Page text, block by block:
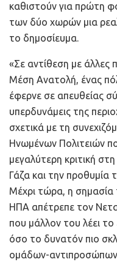
καθιστούν για πρώτη
των δύο χωρών μια
το δημοσίευμα.
«Σε αντίθεση με άλλες
Μέση Ανατολή, ένας
έφερνε σε απευθείας
υπερδυνάμεις της
σχετικά με τη
Ηνωμένων Πολιτειών
μεγαλύτερη κριτική
Γάζα και την προθυμία
Μέχρι τώρα, η σημασία
ΗΠΑ απέτρεπε τον
που μάλλον του λέει
όσο το δυνατόν πιο
ομάδων-αντιπροσώπων